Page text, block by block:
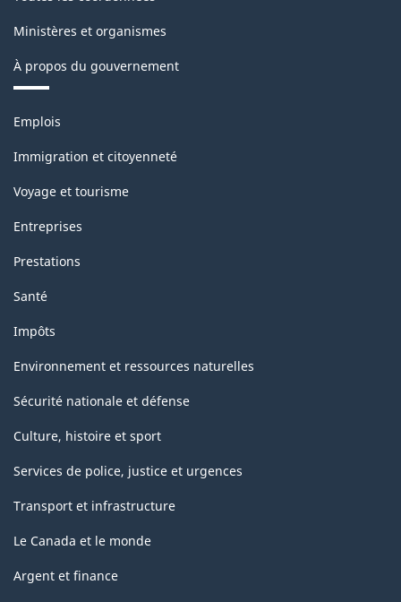
Ministères et organismes
À propos du gouvernement
Thèmes
sujets
Emplois
Immigration et citoyenneté
Voyage et tourisme
Entreprises
Prestations
Santé
Impôts
Environnement et ressources naturelles
Sécurité nationale et défense
Culture, histoire et sport
Services de police, justice et urgences
Transport et infrastructure
Le Canada et le monde
Argent et finance